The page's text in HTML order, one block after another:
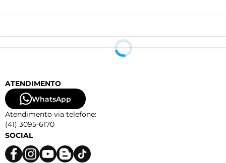
ATENDIMENTO
WhatsApp
Atendimento via telefone:
(41) 3095-6170
SOCIAL